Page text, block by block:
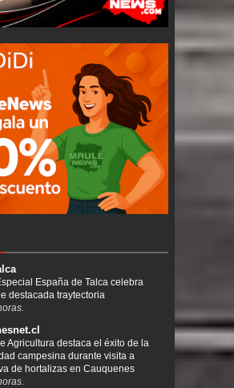
España de Talca celebra
destacada traytectoria
Agricultura destaca el éxito de la
campesina durante visita a
de hortalizas en Cauquenes